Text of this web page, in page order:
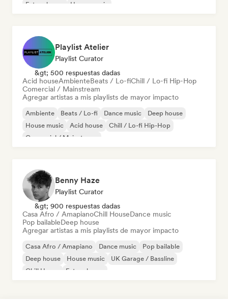
Future house
House music
Playlist Atelier
Playlist Curator
&gt; 500 respuestas dadas
Acid houseAmbienteBeats / Lo-fiChill / Lo-fi Hip-Hop
Comercial / Mainstream
Agregar artistas a mis playlists de mayor impacto
Ambiente Beats / Lo-fi Dance music
Deep house
House music
Acid house
Chill / Lo-fi Hip-Hop
Comercial / Mainstream
Benny Haze
Playlist Curator
&gt; 900 respuestas dadas
Casa Afro / AmapianoChill HouseDance music
Pop bailableDeep house
Agregar artistas a mis playlists de mayor impacto
Casa Afro / Amapiano Dance music
Pop bailable
Deep house
House music
UK Garage / Bassline
Chill House
Future house